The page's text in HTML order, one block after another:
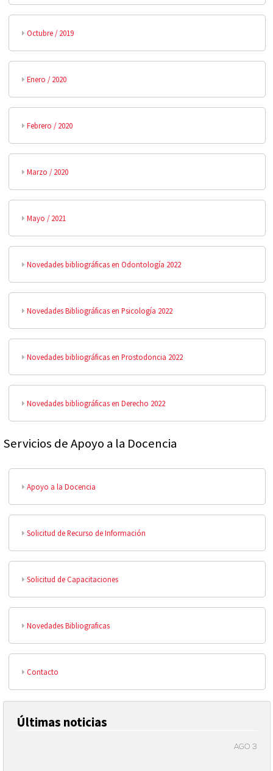
Octubre / 2019
Enero / 2020
Febrero / 2020
Marzo / 2020
Mayo / 2021
Novedades bibliográficas en Odontología 2022
Novedades Bibliográficas en Psicología 2022
Novedades bibliográficas en Prostodoncia 2022
Novedades bibliográficas en Derecho 2022
Servicios de Apoyo a la Docencia
Apoyo a la Docencia
Solicitud de Recurso de Información
Solicitud de Capacitaciones
Novedades Bibliograficas
Contacto
Últimas noticias
AGO 3